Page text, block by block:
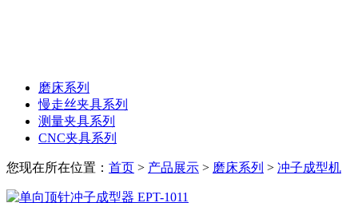
磨床系列
慢走丝夹具系列
测量夹具系列
CNC夹具系列
您现在所在位置： 首页 > 产品展示 > 磨床系列 > 冲子成型机